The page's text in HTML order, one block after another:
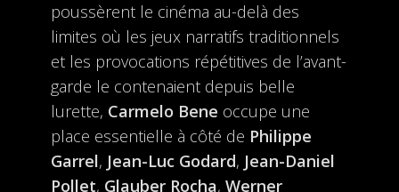
poussèrent le cinéma au-delà des
limites où les jeux narratifs traditionnels
et les provocations répétitives de l’avant-
garde le contenaient depuis belle
lurette, Carmelo Bene occupe une
place essentielle à côté de Philippe
Garrel, Jean-Luc Godard, Jean-Daniel
Pollet, Glauber Rocha, Werner